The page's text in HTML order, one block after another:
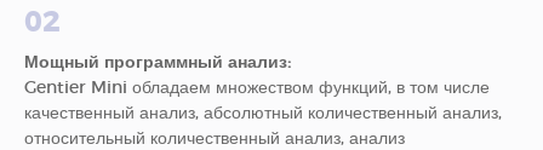
02
Мощный программный анализ:
Gentier Mini обладаем множеством функций, в том числе
качественный анализ, абсолютный количественный анализ,
относительный количественный анализ, анализ